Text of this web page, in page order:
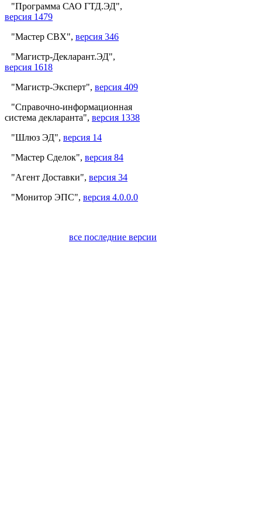
"Программа САО ГТД.ЭД",
версия 1479
"Мастер СВХ", версия 346
"Магистр-Декларант.ЭД",
версия 1618
"Магистр-Эксперт", версия 409
"Справочно-информационная
система декларанта", версия 1338
"Шлюз ЭД", версия 14
"Мастер Сделок", версия 84
"Агент Доставки", версия 34
"Монитор ЭПС", версия 4.0.0.0
все последние версии